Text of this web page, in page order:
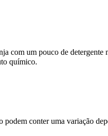
com um pouco de
químico.
podem conter uma variação